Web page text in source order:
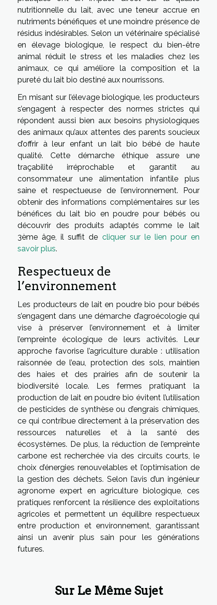
nutritionnelle du lait, avec une teneur accrue en
nutriments bénéfiques et une moindre présence de
résidus indésirables. Selon un vétérinaire spécialisé
en élevage biologique, le respect du bien-être
animal réduit le stress et les maladies chez les
animaux, ce qui améliore la composition et la
pureté du lait bio destiné aux nourrissons.
En misant sur l’élevage biologique, les producteurs
s’engagent à respecter des normes strictes qui
répondent aussi bien aux besoins physiologiques
des animaux qu’aux attentes des parents soucieux
d’offrir à leur enfant un lait bio bébé de haute
qualité. Cette démarche éthique assure une
traçabilité irréprochable et garantit au
consommateur une alimentation infantile plus
saine et respectueuse de l’environnement. Pour
obtenir des informations complémentaires sur les
bénéfices du lait bio en poudre pour bébés ou
découvrir des produits adaptés comme le lait
3ème âge, il suffit de cliquer sur le lien pour en
savoir plus.
Respectueux de
l’environnement
Les producteurs de lait en poudre bio pour bébés
s’engagent dans une démarche d’agroécologie qui
vise à préserver l’environnement et à limiter
l’empreinte écologique de leurs activités. Leur
approche favorise l’agriculture durable : utilisation
raisonnée de l’eau, protection des sols, maintien
des haies et des prairies afin de soutenir la
biodiversité locale. Les fermes pratiquant la
production de lait en poudre bio évitent l’utilisation
de pesticides de synthèse ou d’engrais chimiques,
ce qui contribue directement à la préservation des
ressources naturelles et à la santé des
écosystèmes. De plus, la réduction de l’empreinte
carbone est recherchée via des circuits courts, le
choix d’énergies renouvelables et l’optimisation de
la gestion des déchets. Selon l’avis d’un ingénieur
agronome expert en agriculture biologique, ces
pratiques renforcent la résilience des exploitations
agricoles et permettent un équilibre respectueux
entre production et environnement, garantissant
ainsi un avenir plus sain pour les générations
futures.
Sur Le Même Sujet